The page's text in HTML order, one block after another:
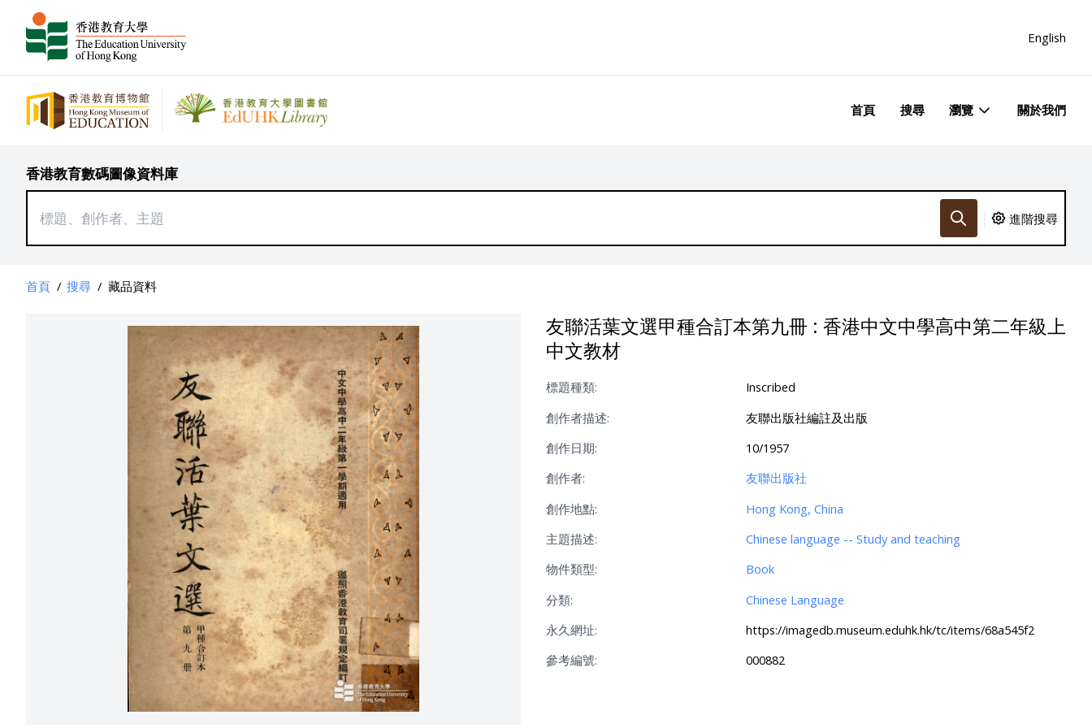
English
首頁 搜尋 瀏覽 關於我們
香港教育數碼圖像資料庫
進階搜尋
首頁 / 搜尋 / 藏品資料
友聯活葉文選甲種合訂本第九冊 : 香港中文中學高中第二年級上
中文教材
標題種類:
Inscribed
創作者描述:
友聯出版社編註及出版
創作日期:
10/1957
創作者:
友聯出版社
創作地點:
Hong Kong, China
主題描述:
Chinese language -- Study and teaching
物件類型:
Book
分類:
Chinese Language
永久網址:
https://imagedb.museum.eduhk.hk/tc/items/68a545f2
參考編號:
000882